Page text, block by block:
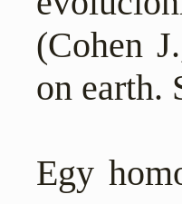
(Cohen
on earth.
Egy